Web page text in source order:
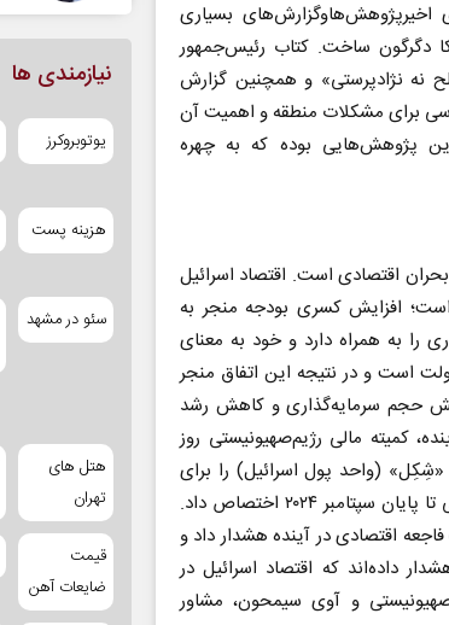
بسیاری
دگرگون ساخت. کتاب رئیس‌جمهور
نه نژادپرستی» و همچنین گزارش
برای مشکلات منطقه و اهمیت آن
پژوهش‌هایی بوده که به چهره
اقتصادی است. اقتصاد اسرائیل
افزایش کسری بودجه منجر به
را به همراه دارد و خود به معنای
است و در نتیجه این اتفاق منجر
حجم سرمایه‌گذاری و کاهش رشد
کمیته مالی رژیم‌صهیونیستی روز
(واحد پول اسرائیل) را برای
تامین مالی تخلیه ساکنان شمال و جنوب اراضی اشغالی تا پایان سپتامبر ۲۰۲۴ اختصاص داد.
اقتصادی در آینده هشدار داد و
داده‌اند که اقتصاد اسرائیل در
و آوی سیمحون، مشاور
نیازمندی ها
یوتوبروکرز
هزینه پست
سئو در مشهد
هتل های
تهران
قیمت
ضایعات آهن